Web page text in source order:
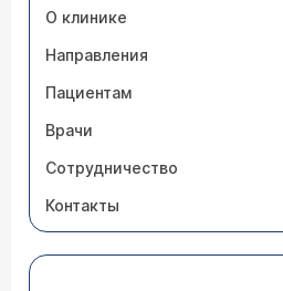
О клинике
Направления
Пациентам
Врачи
Сотрудничество
Контакты